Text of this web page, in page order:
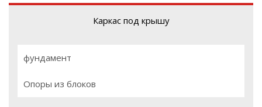
Каркас под крышу
фундамент
Опоры из блоков